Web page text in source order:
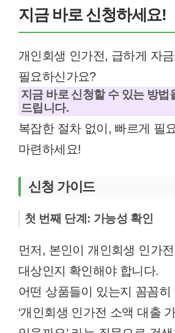
지금 바로 신청하세요!
개인회생 인가전, 급하게 자금
필요하신가요?
지금 바로 신청할 수 있는 방법
드립니다.
복잡한 절차 없이, 빠르게 필
마련하세요!
신청 가이드
첫 번째 단계: 가능성 확인
먼저, 본인이 개인회생 인가
대상인지 확인해야 합니다.
어떤 상품들이 있는지 꼼꼼히
‘개인회생 인가전 소액 대출